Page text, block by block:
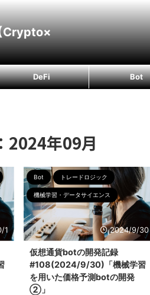
Crypto×
DeFi Bot
2024年09月
1
Bot トレードロジック
機械学習・データサイエンス
2024/9/30
仮想通貨botの開発記録
#108(2024/9/30)「機械学習
を用いた価格予測botの開発
②」